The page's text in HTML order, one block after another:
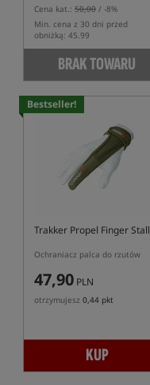
Cena kat.: 50,00 / -8%
Min. cena z 30 dni przed
obniżką: 45.99
BRAK TOWARU
Bestseller!
Trakker Propel Finger Stall
Ochraniacz palca do rzutów
47,90 PLN
otrzymujesz 0,44 pkt
KUP